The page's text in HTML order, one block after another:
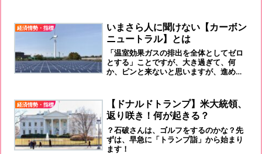
経済情勢・指標
いまさら人に聞けない【カーボン
ニュートラル】とは
「温室効果ガスの排出を全体としてゼロ
とする」ことですが、大き過ぎて、何
か、ピンと来ないと思いますが、進めな
経済情勢・指標
【ドナルドトランプ】米大統領、
返り咲き！何が起きる？
？石破さんは、ゴルフをするのかな？先
ずは、早急に「トランプ詣」から始まり
ます！